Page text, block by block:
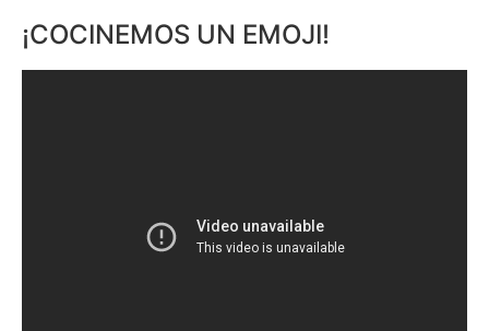
¡COCINEMOS UN EMOJI!